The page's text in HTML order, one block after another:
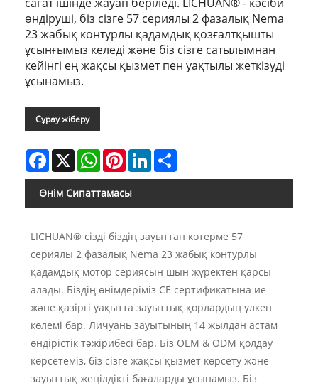
өндіруші, біз сізге 57 сериялы 2 фазалық Nema
23 жабық контурлы қадамдық қозғалтқышты
ұсынғымыз келеді және біз сізге сатылымнан
кейінгі ең жақсы қызмет пен уақтылы жеткізуді
ұсынамыз.
Сұрау жіберу
Facebook
X WhatsAppPinterestLinkedIn
Өнім Сипаттамасы
LICHUAN® сізді біздің зауыттан көтерме 57
сериялы 2 фазалық Nema 23 жабық контурлы
қадамдық мотор сериясын шын жүректен қарсы
алады. Біздің өнімдеріміз CE сертификатына ие
және қазіргі уақытта зауыттық қорлардың үлкен
көлемі бар. Личуань зауытының 14 жылдан астам
өндірістік тәжірибесі бар. Біз OEM & ODM қолдау
көрсетеміз, біз сізге жақсы қызмет көрсету және
зауыттық жеңілдікті бағаларды ұсынамыз. Біз